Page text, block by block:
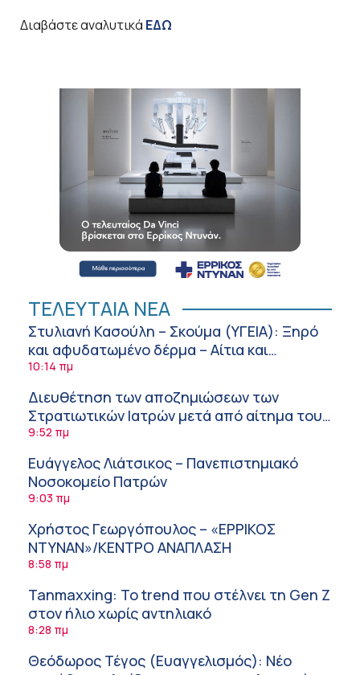
Διαβάστε αναλυτικά ΕΔΩ
ΤΕΛΕΥΤΑΙΑ ΝΕΑ
Στυλιανή Κασούλη – Σκούμα (ΥΓΕΙΑ): Ξηρό
και αφυδατωμένο δέρμα – Αίτια και
αντιμετώπιση
10:14 πμ
Διευθέτηση των αποζημιώσεων των
Στρατιωτικών Ιατρών μετά από αίτημα του
ΙΣΑ
9:52 πμ
Ευάγγελος Λιάτσικος – Πανεπιστημιακό
Νοσοκομείο Πατρών
9:03 πμ
Χρήστος Γεωργόπουλος – «ΕΡΡΙΚΟΣ
ΝΤΥΝΑΝ»/ΚΕΝΤΡΟ ΑΝΑΠΛΑΣΗ
8:58 πμ
Tanmaxxing: To trend που στέλνει τη Gen Z
στον ήλιο χωρίς αντηλιακό
8:28 πμ
Θεόδωρος Τέγος (Ευαγγελισμός): Νέο